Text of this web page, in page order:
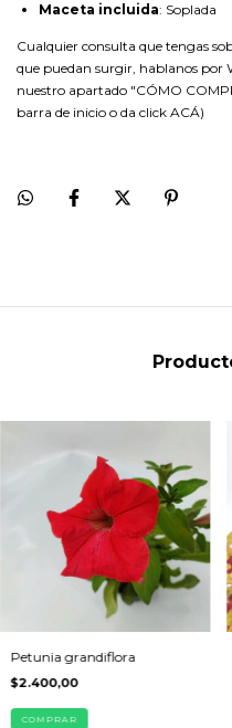
Maceta incluida: Soplada
Cualquier consulta que tengas
que puedan surgir, hablanos por
nuestro apartado "CÓMO
barra de inicio o da click ACÁ)
Petunia grandiflora
$2.400,00
COMPRAR